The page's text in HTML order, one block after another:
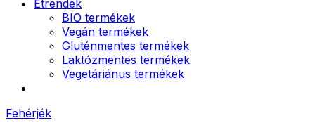
Étrendek
BIO termékek
Vegán termékek
Gluténmentes termékek
Laktózmentes termékek
Vegetáriánus termékek
Fehérjék